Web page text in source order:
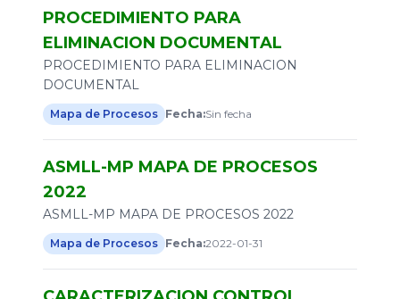
2021
2020
PROCEDIMIENTO PARA
ELIMINACION DOCUMENTAL
PROCEDIMIENTO PARA ELIMINACION
DOCUMENTAL
Mapa de Procesos Fecha:Sin fecha
ASMLL-MP MAPA DE PROCESOS
2022
ASMLL-MP MAPA DE PROCESOS 2022
Mapa de Procesos Fecha:2022-01-31